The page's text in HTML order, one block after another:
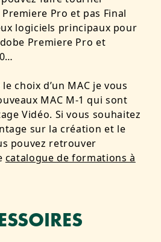
Pro et pas Final
logiciels principaux pour
Premiere Pro et
choix d’un MAC je vous
MAC M-1 qui sont
Vidéo. Si vous souhaitez
sur la création et le
pouvez retrouver
catalogue de formations à